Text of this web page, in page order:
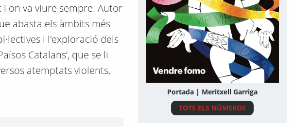
i on va viure sempre. Autor
abasta els àmbits més
i l'exploració dels
Catalans’, que se li
atemptats violents,
Portada | Meritxell Garriga
TOTS ELS NÚMEROS